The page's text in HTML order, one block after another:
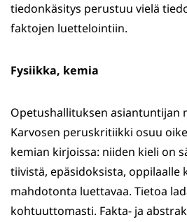
tiedonkäsitys perustuu vielä
faktojen luettelointiin.
Fysiikka, kemia
Opetushallituksen asiantuntijan
Karvosen peruskritiikki osuu
kemian kirjoissa: niiden kieli on
tiivistä, epäsidoksista, oppilaalle
mahdotonta luettavaa. Tietoa
kohtuuttomasti. Fakta- ja